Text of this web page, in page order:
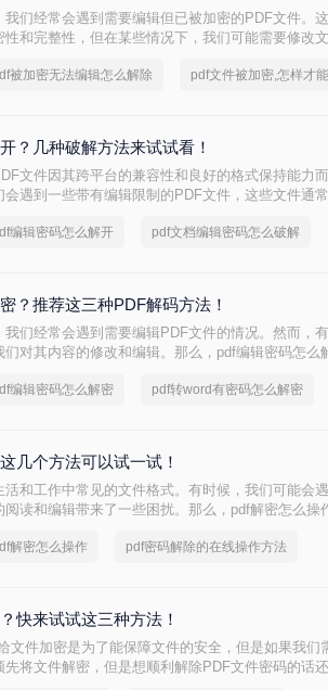
们经常会遇到需要编辑但已被加密的PDF文件。
性和完整性，但在某些情况下，我们可能需要修改
被加密无法编辑怎么解除 pdf文件被加密,怎样才
？几种破解方法来试试看！
文件因其跨平台的兼容性和良好的格式保持能力
遇到一些带有编辑限制的PDF文件，这些文件通
松应对这一挑战。
编辑密码怎么解开 pdf文档编辑密码怎么破解
？推荐这三种PDF解码方法！
们经常会遇到需要编辑PDF文件的情况。然而，
对其内容的修改和编辑。那么，pdf编辑密码怎么
编辑密码怎么解密 pdf转word有密码怎么解密
几个方法可以试一试！
活和工作中常见的文件格式。有时候，我们可能会
阅读和编辑带来了一些困扰。那么，pdf解密怎么操
解密怎么操作 pdf密码解除的在线操作方法
快来试试这三种方法！
文件加密是为了能保障文件的安全，但是如果我们
将文件解密，但是想顺利解除PDF文件密码的话